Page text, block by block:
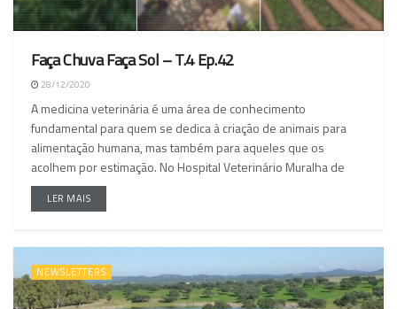
Faça Chuva Faça Sol – T.4 Ep.42
28/12/2020
A medicina veterinária é uma área de conhecimento
fundamental para quem se dedica à criação de animais para
alimentação humana, mas também para aqueles que os
acolhem por estimação. No Hospital Veterinário Muralha de
LER MAIS
NEWSLETTERS